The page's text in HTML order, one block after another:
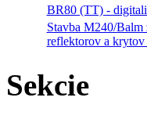
BR80 (TT) -
Stavba M240/
reflektorov a krytov
Sekcie